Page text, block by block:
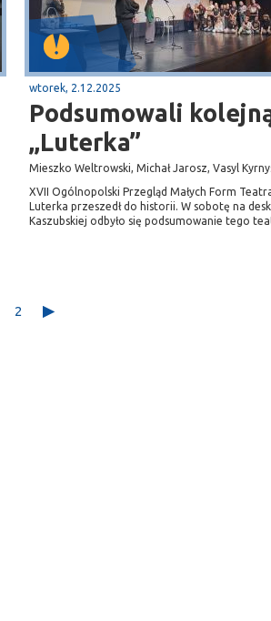
wtorek, 2.12.2025
Podsumowali
„Luterka”
Mieszko Weltrowski, Michał Jarosz, Vasyl
XVII Ogólnopolski Przegląd Małych Form
Luterka przeszedł do historii. W sobotę na
Kaszubskiej odbyło się podsumowanie tego
2